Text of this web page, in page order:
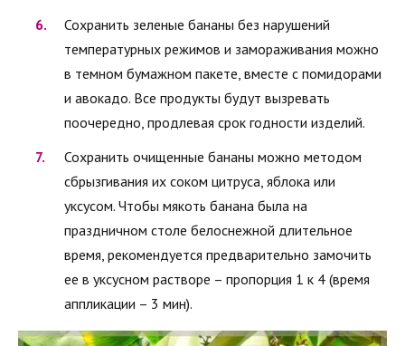
Сохранить зеленые бананы без нарушений
температурных режимов и замораживания можно
в темном бумажном пакете, вместе с помидорами
и авокадо. Все продукты будут вызревать
поочередно, продлевая срок годности изделий.
Сохранить очищенные бананы можно методом
сбрызгивания их соком цитруса, яблока или
уксусом. Чтобы мякоть банана была на
праздничном столе белоснежной длительное
время, рекомендуется предварительно замочить
ее в уксусном растворе – пропорция 1 к 4 (время
аппликации – 3 мин).